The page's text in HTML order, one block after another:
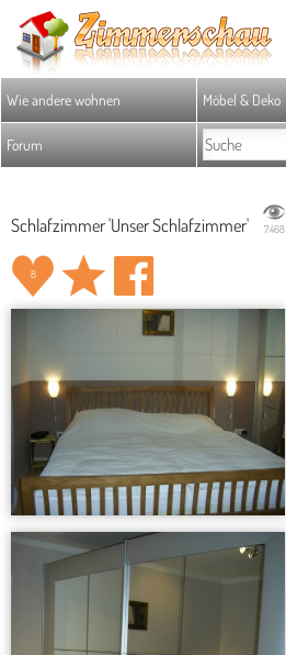
Wie andere wohnen Möbel & Deko
Forum
Schlafzimmer 'Unser Schlafzimmer' 7.468
8